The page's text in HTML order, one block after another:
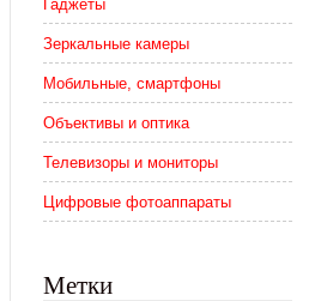
Гаджеты
Зеркальные камеры
Мобильные, смартфоны
Объективы и оптика
Телевизоры и мониторы
Цифровые фотоаппараты
Метки